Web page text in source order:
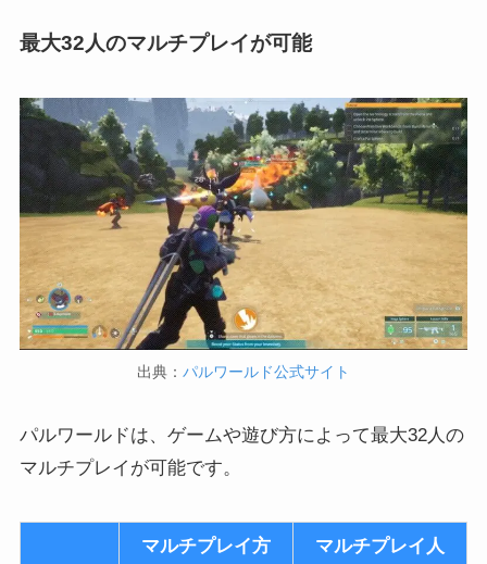
最大32人のマルチプレイが可能
出典： パルワールド公式サイト
パルワールドは、ゲームや遊び方によって最大32人の
マルチプレイが可能です。
マルチプレイ方
マルチプレイ人